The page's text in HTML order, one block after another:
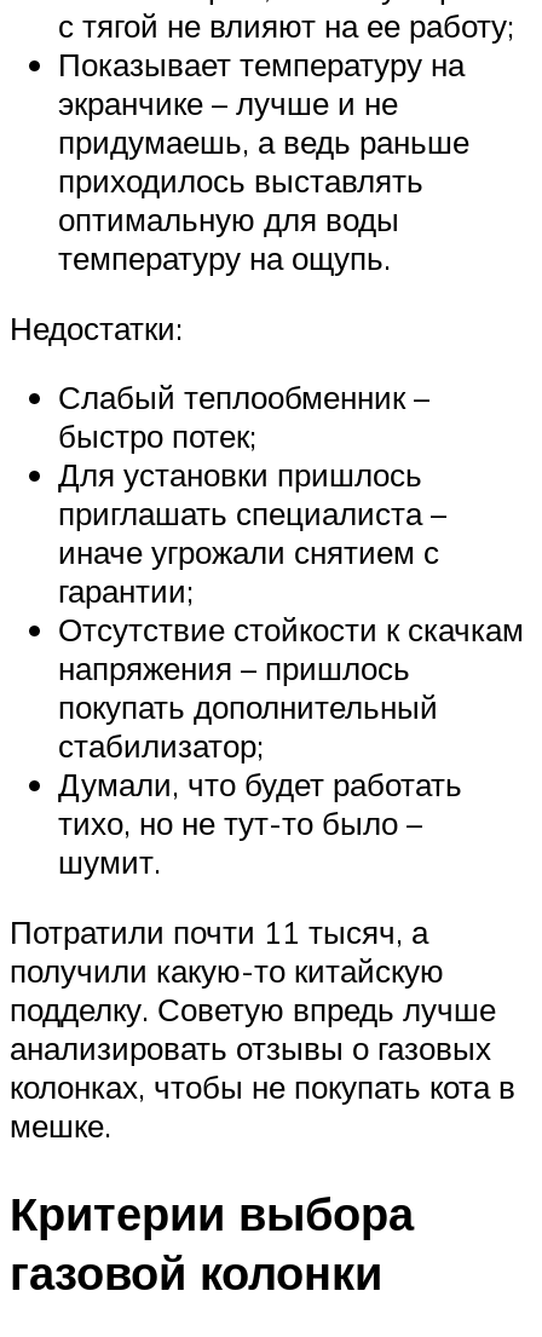
с тягой не влияют на ее работу;
Показывает температуру на
экранчике – лучше и не
придумаешь, а ведь раньше
приходилось выставлять
оптимальную для воды
температуру на ощупь.
Недостатки:
Слабый теплообменник –
быстро потек;
Для установки пришлось
приглашать специалиста –
иначе угрожали снятием с
гарантии;
Отсутствие стойкости к скачкам
напряжения – пришлось
покупать дополнительный
стабилизатор;
Думали, что будет работать
тихо, но не тут-то было –
шумит.
Потратили почти 11 тысяч, а
получили какую-то китайскую
подделку. Советую впредь лучше
анализировать отзывы о газовых
колонках, чтобы не покупать кота в
мешке.
Критерии выбора
газовой колонки